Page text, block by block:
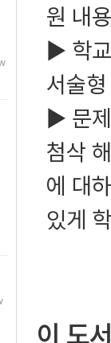
원 내
▶ 학
서술
▶ 문
첨삭
에 대
있게
이 도